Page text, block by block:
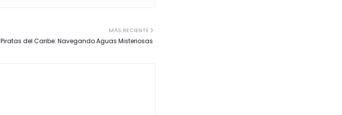
MÁS RECIENTE
Piratas del Caribe: Navegando Aguas Misteriosas